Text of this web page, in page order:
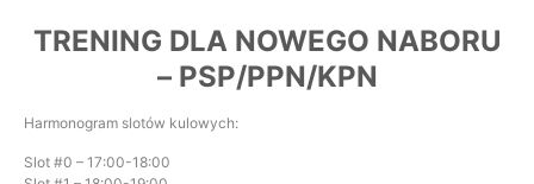
TRENING DLA NOWEGO NABORU
– PSP/PPN/KPN
Harmonogram slotów kulowych:
Slot #0 – 17:00-18:00